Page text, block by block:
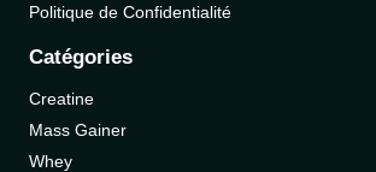
Politique de Confidentialité
Catégories
Creatine
Mass Gainer
Whey